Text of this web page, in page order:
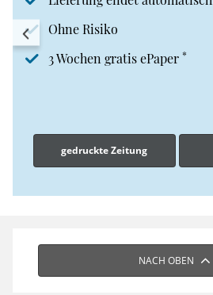
Ohne Risiko
3 Wochen gratis ePaper *
gedruckte Zeitung
NACH OBEN